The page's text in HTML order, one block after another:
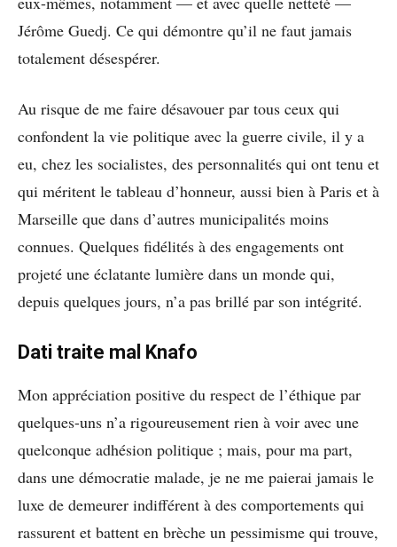
Jérôme Guedj. Ce qui démontre qu’il ne faut jamais
totalement désespérer.
Au risque de me faire désavouer par tous ceux qui
confondent la vie politique avec la guerre civile, il y a
eu, chez les socialistes, des personnalités qui ont tenu et
qui méritent le tableau d’honneur, aussi bien à Paris et à
Marseille que dans d’autres municipalités moins
connues. Quelques fidélités à des engagements ont
projeté une éclatante lumière dans un monde qui,
depuis quelques jours, n’a pas brillé par son intégrité.
Dati traite mal Knafo
Mon appréciation positive du respect de l’éthique par
quelques-uns n’a rigoureusement rien à voir avec une
quelconque adhésion politique ; mais, pour ma part,
dans une démocratie malade, je ne me paierai jamais le
luxe de demeurer indifférent à des comportements qui
rassurent et battent en brèche un pessimisme qui trouve,